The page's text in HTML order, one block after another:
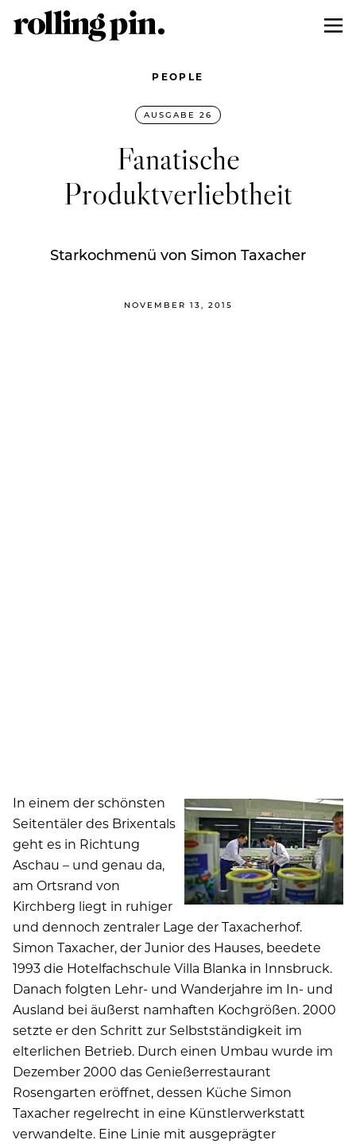
PEOPLE
AUSGABE 26
Fanatische
Produktverliebtheit
Starkochmenü von Simon Taxacher
NOVEMBER 13, 2015
In einem der schönsten
Seitentäler des Brixentals
geht es in Richtung
Aschau – und genau da,
am Ortsrand von
Kirchberg liegt in ruhiger
und dennoch zentraler Lage der Taxacherhof.
Simon Taxacher, der Junior des Hauses, beedete
1993 die Hotelfachschule Villa Blanka in Innsbruck.
Danach folgten Lehr- und Wanderjahre im In- und
Ausland bei äußerst namhaften Kochgrößen. 2000
setzte er den Schritt zur Selbstständigkeit im
elterlichen Betrieb. Durch einen Umbau wurde im
Dezember 2000 das Genießerrestaurant
Rosengarten eröffnet, dessen Küche Simon
Taxacher regelrecht in eine Künstlerwerkstatt
verwandelte. Eine Linie mit ausgeprägter